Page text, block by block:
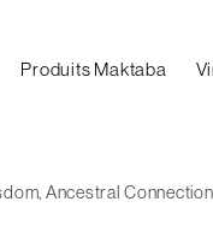
Produits Maktaba
Ancestral